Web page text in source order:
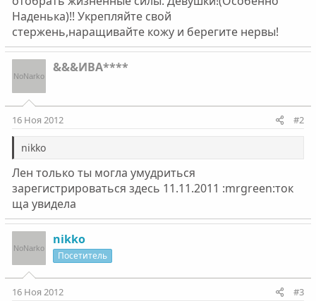
Наденька)!! Укрепляйте свой
стержень,наращивайте кожу и берегите нервы!
&&&ИВА****
16 Ноя 2012 #2
nikko
Лен только ты могла умудриться
зарегистрироваться здесь 11.11.2011 :mrgreen:ток
ща увидела
nikko
Посетитель
16 Ноя 2012 #3